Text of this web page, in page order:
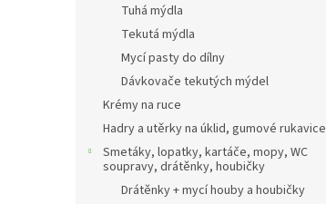
Tuhá mýdla
Tekutá mýdla
Mycí pasty do dílny
Dávkovače tekutých mýdel
Krémy na ruce
Hadry a utěrky na úklid, gumové rukavice
Smetáky, lopatky, kartáče, mopy, WC
soupravy, drátěnky, houbičky
Drátěnky + mycí houby a houbičky